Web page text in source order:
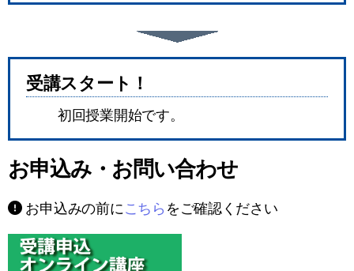
受講スタート！
初回授業開始です。
お申込み・お問い合わせ
お申込みの前にこちら をご確認ください